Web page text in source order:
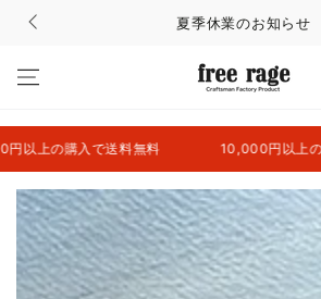
コンテンツにスキッ
プする
夏季休業のお知らせ
入で送料無料 10,000円以上の購入で
商品の情報にスキップ
する